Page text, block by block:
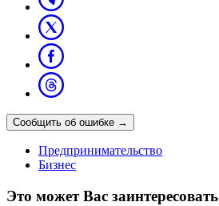
Сообщить об ошибке →
Предпринимательство
Бизнес
Это может Вас заинтересовать